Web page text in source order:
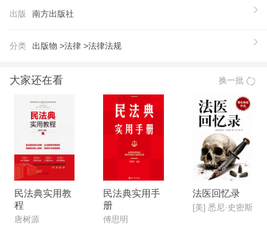
出版 南方出版社
分类 出版物 >法律 >法律法规
大家还在看 换一批
民法典实用教
程
唐树源
民法典实用手
册
傅思明
法医回忆录
[美] 悉尼·史密斯